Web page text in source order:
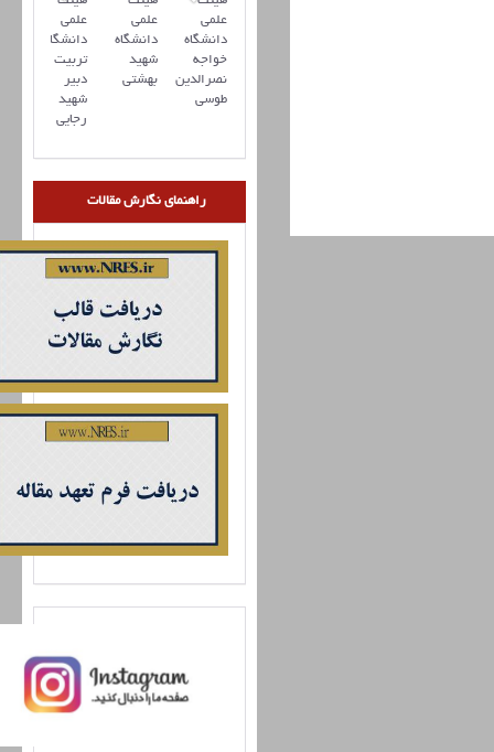
علمی
دانشگاه
تربیت
دبیر
شهید
رجایی
علمی
دانشگاه
شهید
بهشتی
علمی
دانشگاه
خواجه
نصرالدین
طوسی
راهنمای نگارش مقالات